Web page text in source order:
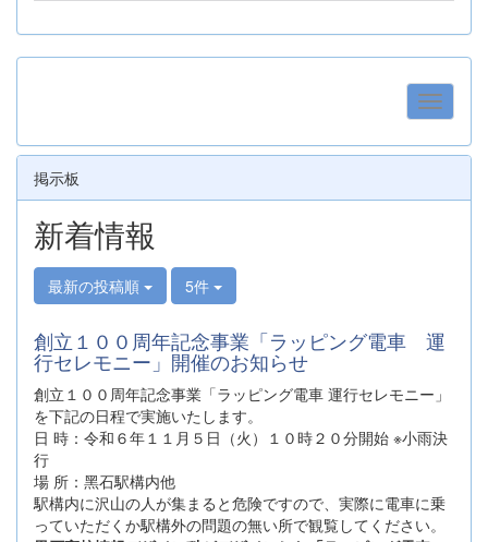
掲示板
新着情報
最新の投稿順 5件
創立１００周年記念事業「ラッピング電車 運
行セレモニー」開催のお知らせ
創⽴１００周年記念事業「ラッピング電⾞ 運⾏セレモニー」
を下記の日程で実施いたします。
⽇ 時：令和６年１１⽉５⽇（⽕）１０時２０分開始 ※⼩⾬決
⾏
場 所：⿊⽯駅構内他
駅構内に沢山の人が集まると危険ですので、実際に電車に乗
っていただくか駅構外の問題の無い所で観覧してください。